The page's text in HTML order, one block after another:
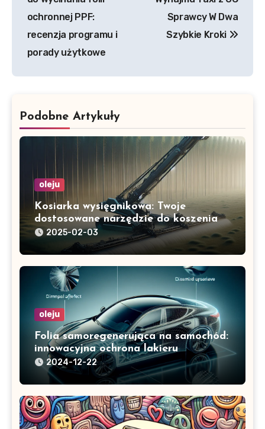
ochronnej PPF:
recenzja programu i
porady użytkowe
Sprawcy W Dwa
Szybkie Kroki
Podobne Artykuły
oleju
Kosiarka wysięgnikowa: Twoje
dostosowane narzędzie do koszenia
2025-02-03
oleju
Folia samoregenerująca na samochód:
innowacyjna ochrona lakieru
2024-12-22